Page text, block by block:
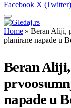
Facebook X (Twitter)
Home » Beran Aliji,
planirane napade u
Beran
napade u